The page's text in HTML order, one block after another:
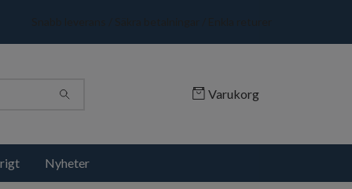
Varukorg
Nyheter